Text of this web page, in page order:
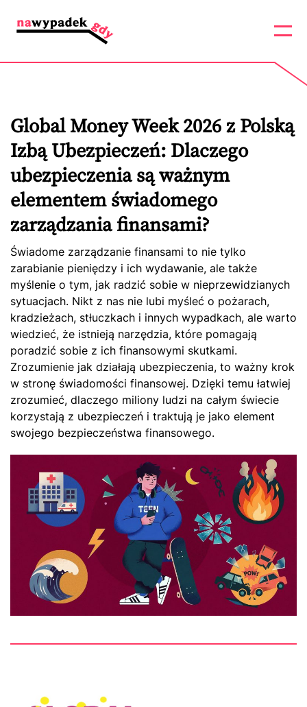
Global Money Week 2026 z Polską
Izbą Ubezpieczeń: Dlaczego
ubezpieczenia są ważnym
elementem świadomego
zarządzania finansami?
Świadome zarządzanie finansami to nie tylko
zarabianie pieniędzy i ich wydawanie, ale także
myślenie o tym, jak radzić sobie w nieprzewidzianych
sytuacjach. Nikt z nas nie lubi myśleć o pożarach,
kradzieżach, stłuczkach i innych wypadkach, ale warto
wiedzieć, że istnieją narzędzia, które pomagają
poradzić sobie z ich finansowymi skutkami.
Zrozumienie jak działają ubezpieczenia, to ważny krok
w stronę świadomości finansowej. Dzięki temu łatwiej
zrozumieć, dlaczego miliony ludzi na całym świecie
korzystają z ubezpieczeń i traktują je jako element
swojego bezpieczeństwa finansowego.